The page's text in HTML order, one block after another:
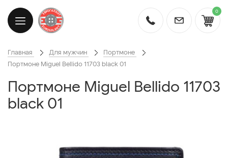
0
Главная Для мужчин
Портмоне
Портмоне Miguel Bellido 11703 black 01
Портмоне Miguel Bellido 11703
black 01